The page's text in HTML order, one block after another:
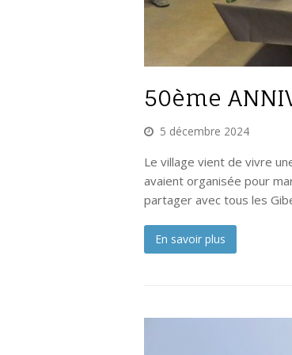
50ème
5 décembre 2024
Le village vient de vivre
avaient organisée pour
partager avec tous les
En savoir plus